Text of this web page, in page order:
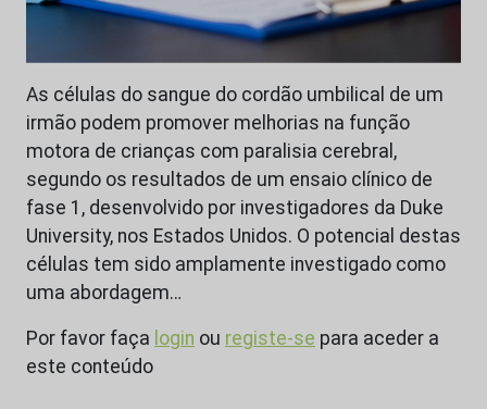
As células do sangue do cordão umbilical de um
irmão podem promover melhorias na função
motora de crianças com paralisia cerebral,
segundo os resultados de um ensaio clínico de
fase 1, desenvolvido por investigadores da Duke
University, nos Estados Unidos. O potencial destas
células tem sido amplamente investigado como
uma abordagem…
Por favor faça login ou registe-se para aceder a
este conteúdo